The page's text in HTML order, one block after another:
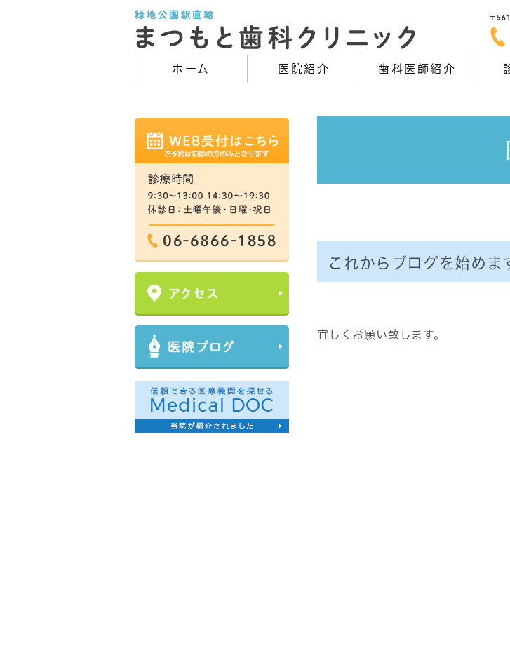
ホーム 医院紹介 歯科医師紹介
これからブログを始めま
宜しくお願い致します。